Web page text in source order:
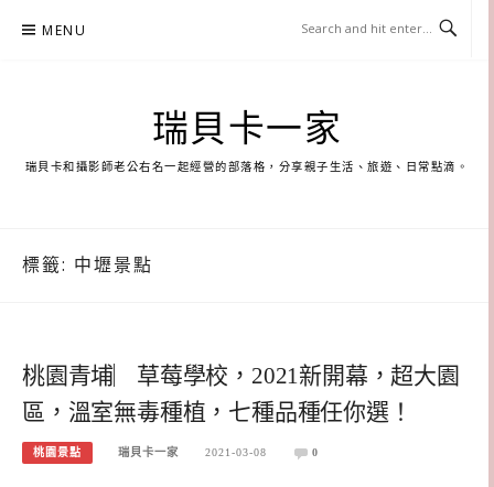
MENU
瑞貝卡一家
瑞貝卡和攝影師老公右名一起經營的部落格，分享親子生活、旅遊、日常點滴。
標籤: 中壢景點
桃園青埔︳草莓學校，2021新開幕，超大園
區，溫室無毒種植，七種品種任你選！
桃園景點 瑞貝卡一家 2021-03-08 0